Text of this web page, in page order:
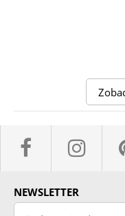
facebook
NEWSLETTER
Podaj swój adres email